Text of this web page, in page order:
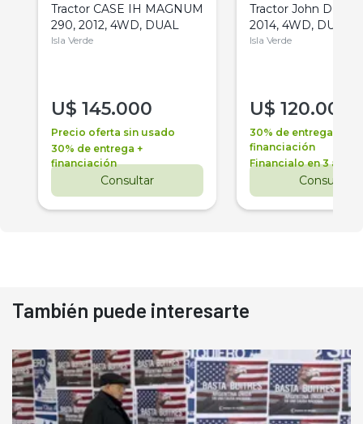
Tractor CASE IH MAGNUM
290, 2012, 4WD, DUAL
Isla Verde
U$ 145.000
Precio oferta sin usado
30% de entrega +
financiación
Consultar
Tractor John Deere
2014, 4WD, DUAL
Isla Verde
U$ 120.000
30% de entrega +
financiación
Financialo en 3 años
Consultar
También puede interesarte